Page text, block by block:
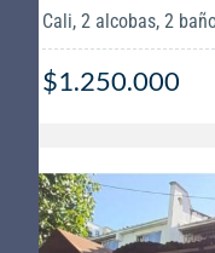
Cali, 2 alcobas, 2
$1.250.000